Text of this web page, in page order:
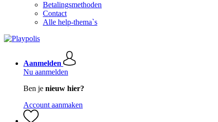
Betalingsmethoden
Contact
Alle help-thema`s
Aanmelden
Nu aanmelden
Ben je nieuw hier?
Account aanmaken